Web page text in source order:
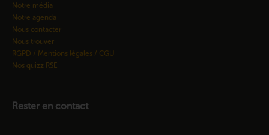
Notre média
Notre agenda
Nous contacter
Nous trouver
RGPD / Mentions légales / CGU
Nos quizz RSE
Rester en contact